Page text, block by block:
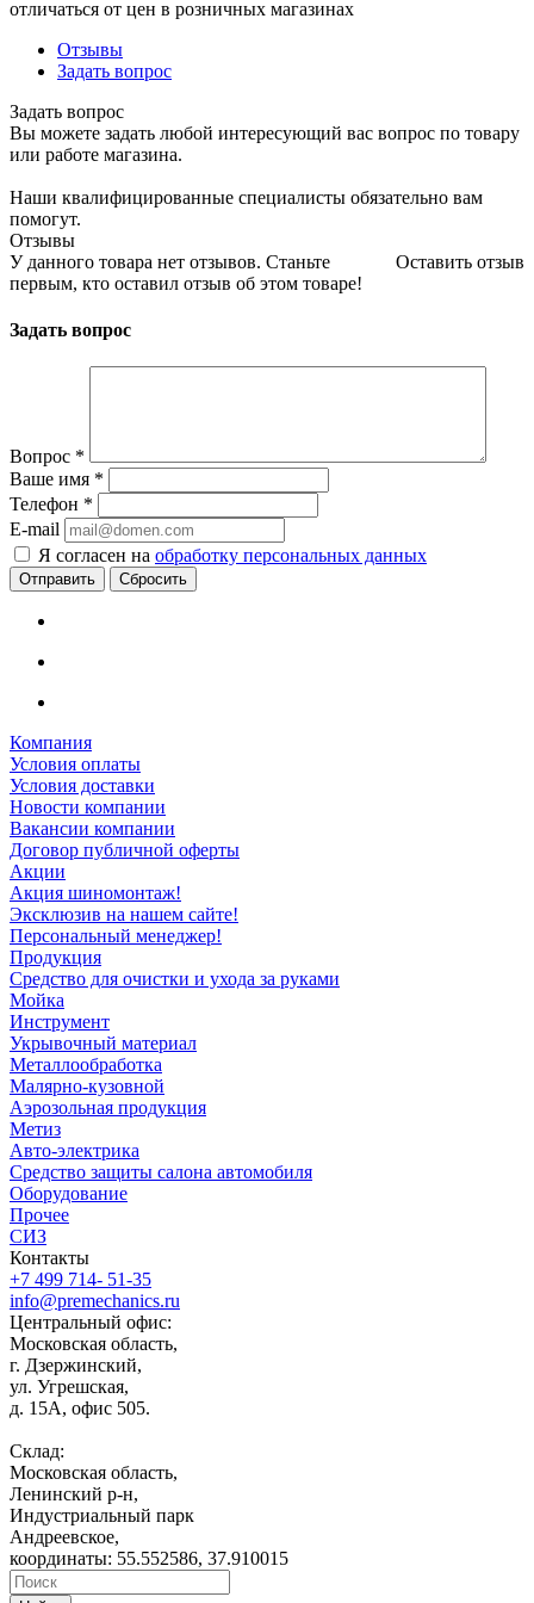
отличаться от цен в розничных магазинах
Отзывы
Задать вопрос
Задать вопрос
Вы можете задать любой интересующий вас вопрос по товару
или работе магазина.
Наши квалифицированные специалисты обязательно вам
помогут.
Отзывы
Оставить отзыв
У данного товара нет отзывов. Станьте
первым, кто оставил отзыв об этом товаре!
Задать вопрос
Вопрос *
Ваше имя *
Телефон *
E-mail
Я согласен на обработку персональных данных
Сбросить
Компания
Условия оплаты
Условия доставки
Новости компании
Вакансии компании
Договор публичной оферты
Акции
Акция шиномонтаж!
Эксклюзив на нашем сайте!
Персональный менеджер!
Продукция
Средство для очистки и ухода за руками
Мойка
Инструмент
Укрывочный материал
Металлообработка
Малярно-кузовной
Аэрозольная продукция
Метиз
Авто-электрика
Средство защиты салона автомобиля
Оборудование
Прочее
СИЗ
Контакты
+7 499 714- 51-35
info@premechanics.ru
Центральный офис:
Московская область,
г. Дзержинский,
ул. Угрешская,
д. 15А, офис 505.
Склад:
Московская область,
Ленинский р-н,
Индустриальный парк
Андреевское,
координаты: 55.552586, 37.910015